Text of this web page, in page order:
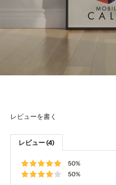
レビューを書く
レビュー (4)
50%
50%